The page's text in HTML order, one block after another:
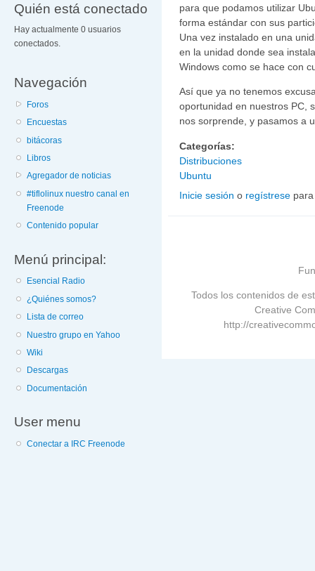
Quién está conectado
Hay actualmente 0 usuarios
conectados.
Navegación
Foros
Encuestas
bitácoras
Libros
Agregador de noticias
#tiflolinux nuestro canal en
Freenode
Contenido popular
Menú principal:
Esencial Radio
¿Quiénes somos?
Lista de correo
Nuestro grupo en Yahoo
Wiki
Descargas
Documentación
User menu
Conectar a IRC Freenode
para que podamos utilizar
forma estándar con sus
Una vez instalado en una
en la unidad donde sea
Windows como se hace con
Así que ya no tenemos
oportunidad en nuestros PC,
nos sorprende, y pasamos a
Categorías:
Distribuciones
Ubuntu
Inicie sesión o regístrese
Todos los contenidos de
Creative
http://